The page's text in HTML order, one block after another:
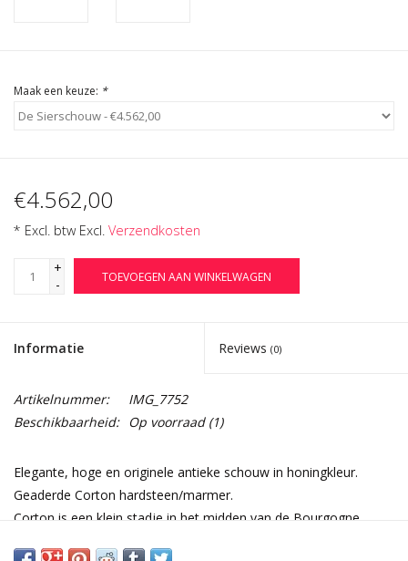
Maak een keuze: *
€4.562,00
* Excl. btw Excl. Verzendkosten
+
-
TOEVOEGEN AAN WINKELWAGEN
Informatie Reviews (0)
Artikelnummer:
IMG_7752
Beschikbaarheid: Op voorraad(1)
Elegante, hoge en originele antieke schouw in honingkleur.
Geaderde Corton hardsteen/marmer.
Corton is een klein stadje in het midden van de Bourgogne.